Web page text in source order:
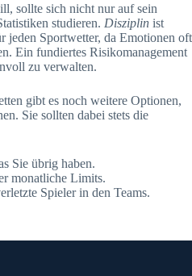
sollte sich nicht nur auf sein
studieren. Disziplin ist
jeden Sportwetter, da Emotionen oft
Ein fundiertes Risikomanagement
zu verwalten.
gibt es noch weitere Optionen,
Sie sollten dabei stets die
Sie übrig haben.
monatliche Limits.
Spieler in den Teams.